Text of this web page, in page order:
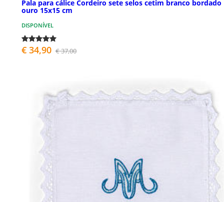
Pala para cálice Cordeiro sete selos cetim branco bordado
ouro 15x15 cm
DISPONÍVEL
€ 34,90 € 37,00